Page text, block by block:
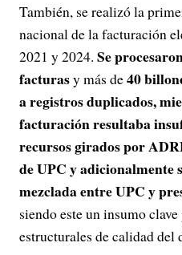
También, se realizó la
nacional de la facturación
2021 y 2024. Se
facturasy más de40
a registros duplicados,
facturación resultaba
recursos girados por
de UPC y adicionalmente
mezclada entre UPC y
siendo este un insumo
estructurales de calidad del